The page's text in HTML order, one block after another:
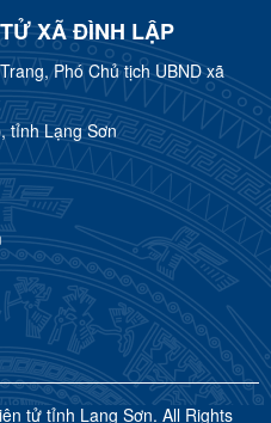
XÃ ĐÌNH LẬP
Phó Chủ tịch UBND xã
tỉnh Lạng Sơn
tử tỉnh Lạng Sơn. All Rights